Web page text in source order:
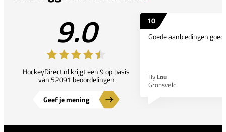
9.0
HockeyDirect.nl krijgt een 9 op basis
van 52091 beoordelingen
Geef je mening
10
Goede aanbiedingen
By Lou
Gronsveld